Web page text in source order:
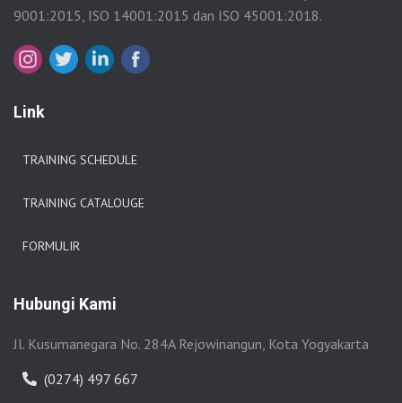
9001:2015, ISO 14001:2015 dan ISO 45001:2018.
Link
TRAINING SCHEDULE
TRAINING CATALOUGE
FORMULIR
Hubungi Kami
Jl. Kusumanegara No. 284A Rejowinangun, Kota Yogyakarta
(0274) 497 667